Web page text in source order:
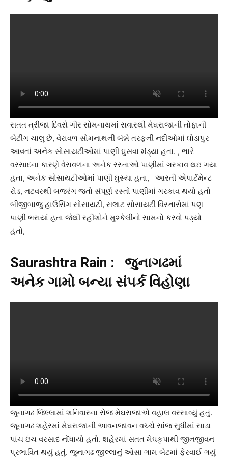
સતત ત્રીજા દિવસે ગીર સોમનાથમાં સવારથી મેઘરાજાની તોફાની
બેટીંગ ચાલુ છે, વેરાવળ સોમનાથની બંન્ને તરફની નદીઓમાં ઘોડાપુર
આવતાં અનેક સોસાયટીઓમાં પાણી ઘુસવા મંડ્યા હતા. , ભારે
વરસાદના કારણે વેરાવળના અનેક રસ્તાઓ પાણીમાં ગરકાવ થઇ ગયા
હતા, અનેક સોસાયટીઓમાં પાણી ઘુસ્યા હતા, આરતી એપાર્ટમેન્ટ
રોડ, નટવરથી બજરંગ જતો સંપૂર્ણ રસ્તો પાણીમાં ગરકાવ થયો હતો
બીજીબાજુ હાઉસિંગ સોસાયટી, સલાટ સોસાયટી વિસ્તારોમાં પણ
પાણી ભરાયાં હતા જેથી રહીશોને મુશ્કેલીનો સામનો કરવો પડ્યો
હતો,
Saurashtra Rain : જુનાગઢમાં
અનેક ગામો બન્યા સંપર્ક વિહોણા
જુનાગઢ જિલ્લામાં શનિવારના રોજ મેઘરાજાએ વહાલ વરસાવ્યું હતું.
જૂનાગઢ શહેરમાં મેઘરાજાની આવનજાવન વચ્ચે સાંજ સુધીમાં સાડા
પાંચ ઇંચ વરસાદ નોંધાયો હતો. શહેરમાં સતત મેઘકૃપાથી જીનજીવન
પ્રભાવિત થયું હતું. જુનાગઢ જીલ્લાનું ઓસા ગામ બેટમાં ફેરવાઈ ગયું